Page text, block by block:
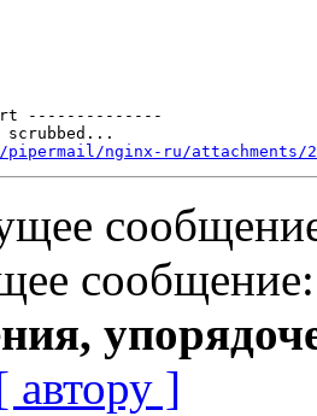
--------------
scrubbed...
nginx-ru/attachments/
автору ]